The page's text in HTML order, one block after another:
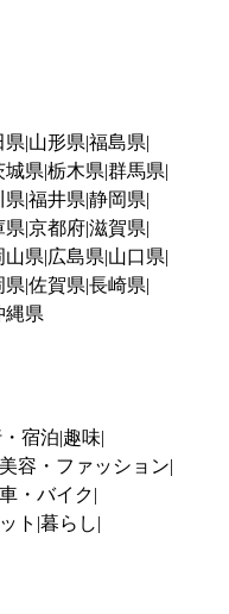
県 山形県 福島県
城県 栃木県 群馬県
県 福井県 静岡県
県 京都府滋賀県
山県 広島県 山口県
県 佐賀県 長崎県
縄県
宿泊 趣味
美容・ファッション
・バイク
ト 暮らし